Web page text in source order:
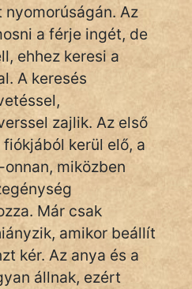
Az
a férje ingét, de
ehhez keresi a
A keresés
zajlik. Az első
kerül elő, a
miközben
Már csak
amikor beállít
kér. Az anya és a
állnak, ezért